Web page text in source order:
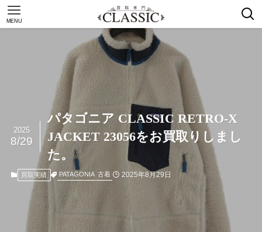
MENU
パタゴニア CLASSIC RETRO-X
JACKET 23056をお買取りしまし
た。
2025
8/29
買取実績 PATAGONIA 古着 2025年8月29日